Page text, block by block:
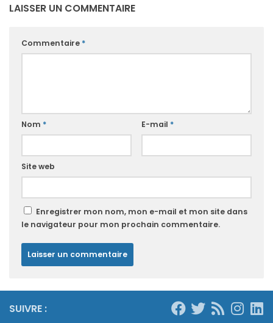
LAISSER UN COMMENTAIRE
Commentaire *
Nom * E-mail *
Site web
Enregistrer mon nom, mon e-mail et mon site dans
le navigateur pour mon prochain commentaire.
SUIVRE :